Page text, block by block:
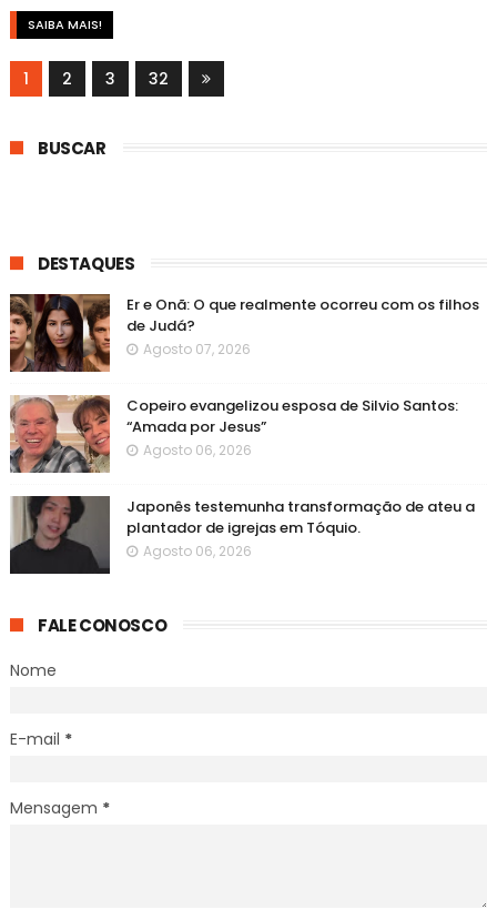
SAIBA MAIS!
1 2 3 32
BUSCAR
DESTAQUES
Er e Onã: O que realmente ocorreu com os filhos
de Judá?
Agosto 07, 2026
Copeiro evangelizou esposa de Silvio Santos:
“Amada por Jesus”
Agosto 06, 2026
Japonês testemunha transformação de ateu a
plantador de igrejas em Tóquio.
Agosto 06, 2026
FALE CONOSCO
Nome
E-mail *
Mensagem *